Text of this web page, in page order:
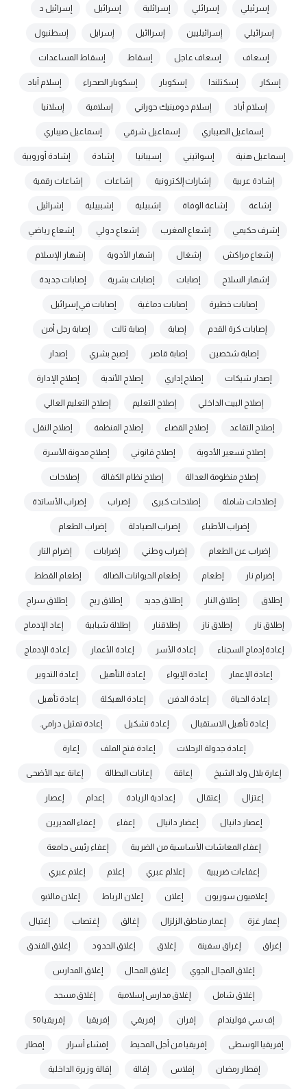
إسرئيلي إسرائلي إسرائلية إسرائيل إسرائيل د
إسرائيلي إسرائيليين إسراائيل إسرايل إسطنبول
إسعاف إسعاف عاجل إسقاط إسقاط المساعدات
إسكار إسكتلندا إسكوبار إسكوبار الصحراء إسلام آباد
إسلام أباد إسلام دومينيك حوراني إسلامية إسلانيا
إسماعيل الصيباري إسماعيل شرقي إسماعيل صيباري
إسماعيل هنية إسواتيني إسيبانيا إشادة إشادة أوروبية
إشادة عربية إشارات إلكترونية إشاعات إشاعات رقمية
إشاعة إشاعة الوفاة إشبيلية إشبييلية إشرائيل
إشرف حكيمي إشعاع المغرب إشعاع دولي إشعاع رياضي
إشعاع مراكش إشغال إشهار الأدوية إشهار الإسلام
إشهار السلاح إصابات إصابات بشرية إصابات جديدة
إصابات خطيرة إصابات دماغية إصابات في إسرائيل
إصابات كرة القدم إصابة إصابة ثالث إصابة رجل أمن
إصابة شخصين إصابة قاصر إصبح بشري إصدار
إصدار شيكات إصلاح إداري إصلاح الأندية إصلاح الإدارة
إصلاح البيت الداخلي إصلاح التعليم إصلاح التعليم العالي
إصلاح التقاعد إصلاح القضاء إصلاح المنظمة إصلاح النقل
إصلاح تسعير الأدوية إصلاح قانوني إصلاح مدونة الأسرة
إصلاح منظومة العدالة إصلاح نظام الكفالة إصلاحات
إصلاحات شاملة إصلاحات كبرى إضراب إضراب الأساتذة
إضراب الأطباء إضراب الصيادلة إضراب الطعام
إضراب عن الطعام إضراب وطني إضرابات إضرام النار
إضرام نار إطعام إطعام الحيوانات الضالة إطعام القطط
إطلاق إطلاق النار إطلاق جديد إطلاق ريح إطلاق سراح
إطلاق نار إطلاق ناز إطلاقنار إطلالة شبابية إعاد الإدماج
إعادة إدماج السجناء إعادة الأسر إعادة الأعمار إعادة الإدماج
إعادة الإعمار إعادة الإيواء إعادة التأهيل إعادة التدوير
إعادة الحياة إعادة الدفن إعادة الهيكلة إعادة تأهيل
إعادة تأهيل الاستقبال إعادة تشكيل إعادة تمثيل درامي.
إعادة جدولة الرحلات إعادة فتح الملف إعارة
إعارة بلال ولد الشيخ إعاقة إعانات البطالة إعانة عيد الأضحى
إعتزال إعتقال إعدادية الريادة إعدام إعصار
إعصار دانيال إعضار دانيال إعفاء إعفاء المديرين
إعفاء المعاشات الأساسية من الضريبة إعفاء رئيس جامعة
إعفاءات ضريبية إعلالم عبري إعلام إعلام عبري
إعلاميون سوريون إعلان إعلان الرباط إعلان مالابو
إعمار غزة إعمار مناطق الزلزال إغالق إغتصاب إغتيال
إغراق إغراق سفينة إغلاق إغلاق الحدود إغلاق الفندق
إغلاق المجال الجوي إغلاق المحال إغلاق المدارس
إغلاق شامل إغلاق مدارس إسلامية إغلاق مسجد
إف سي فوليندام إفران إفريقي إفريقيا إفريقيا 50
إفريقيا الوسطى إفريقيا من أجل المحيط إفشاء أسرار إفطار
إفطار رمضان إفلاس إقالة إقالة وزيرة الداخلية